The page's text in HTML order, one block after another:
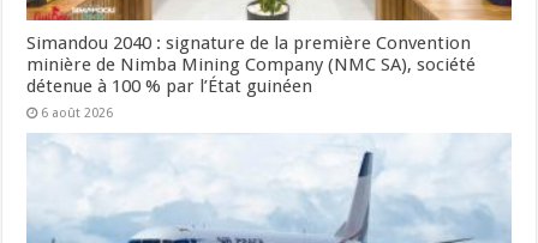
Simandou 2040 : signature de la première Convention
minière de Nimba Mining Company (NMC SA), société
détenue à 100 % par l’État guinéen
6 août 2026